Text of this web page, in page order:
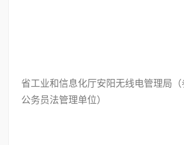
省工业和信息化厅安阳无线电管理局（
公务员法管理单位）